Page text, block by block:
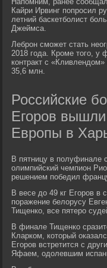
Кайри Ирвинг попросил
летний баскетболист
Джеймса.
Леброн сможет стать
2018 года. Кроме того, у
контракт с
35,6 млн.
Российские
Егоров
Европы в
В пятницу в полуфинале
олимпийский чемпион
решением победил
В весе до 49 кг Егоров в
поражение белорусу
Тищенко, все пятеро
В финале Тищенко
Кларком, который
Егоров встретится с
Яфаем, одолевшим